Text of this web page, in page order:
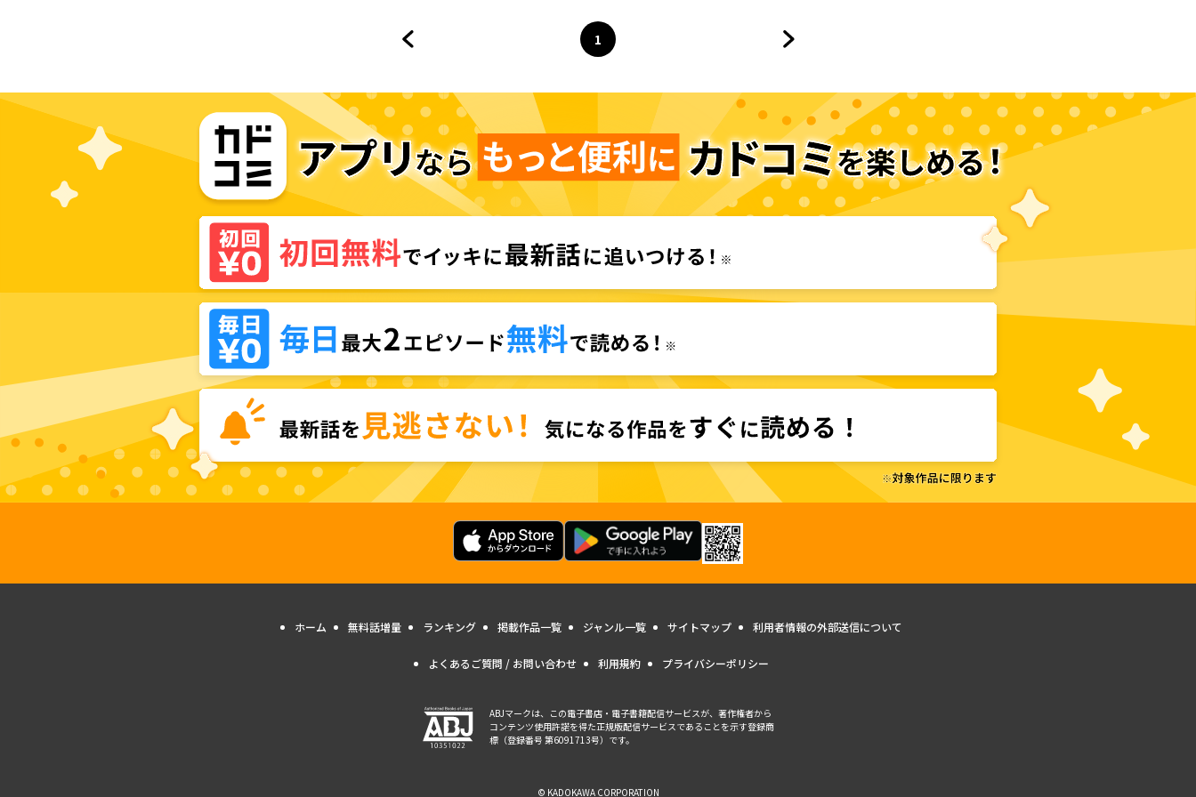
ページ
1
へ
ホーム 無料話増量 ランキング 掲載作品一覧 ジャンル一覧 サイトマップ 利用者情報の外部送信について
よくあるご質問 / お問い合わせ 利用規約 プライバシーポリシー
ABJマークは、この電子書店・電子書籍配信サービスが、著作権者から
コンテンツ使用許諾を得た正規版配信サービスであることを示す登録商
標（登録番号 第6091713号）です。
© KADOKAWA CORPORATION